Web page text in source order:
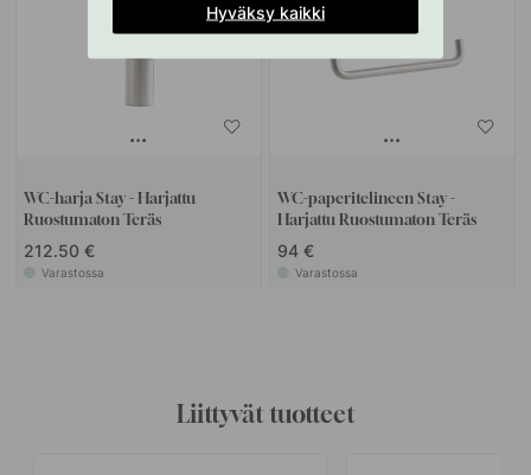
WC-harja Stay - Harjattu
Ruostumaton Teräs
212.50 €
Varastossa
WC-paperitelineen Stay -
Harjattu Ruostumaton Teräs
94 €
Varastossa
Liittyvät tuotteet
Hyväksy kaikki